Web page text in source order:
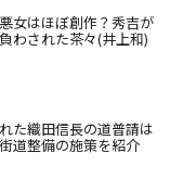
女はほぼ創作？秀吉が
わされた茶々(井上和)
た織田信長の道普請は
道整備の施策を紹介